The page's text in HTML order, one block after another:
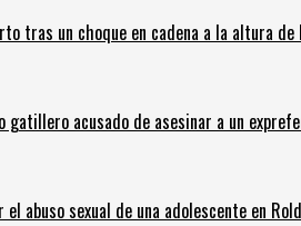
tras un choque en cadena a la altura de
gatillero acusado de asesinar a un
abuso sexual de una adolescente en